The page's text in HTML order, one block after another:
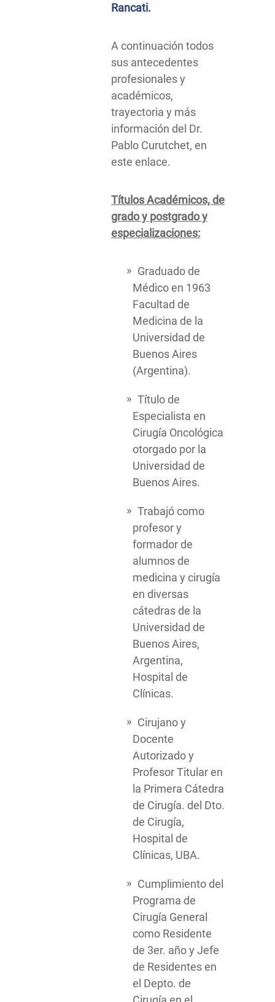
Rancati.
A continuación todos
sus antecedentes
profesionales y
académicos,
trayectoria y más
información del Dr.
Pablo Curutchet, en
este enlace.
Títulos Académicos, de
grado y postgrado y
especializaciones:
Graduado de
Médico en 1963
Facultad de
Medicina de la
Universidad de
Buenos Aires
(Argentina).
Título de
Especialista en
Cirugía Oncológica
otorgado por la
Universidad de
Buenos Aires.
Trabajó como
profesor y
formador de
alumnos de
medicina y cirugía
en diversas
cátedras de la
Universidad de
Buenos Aires,
Argentina,
Hospital de
Clínicas.
Cirujano y
Docente
Autorizado y
Profesor Titular en
la Primera Cátedra
de Cirugía. del Dto.
de Cirugía,
Hospital de
Clínicas, UBA.
Cumplimiento del
Programa de
Cirugía General
como Residente
de 3er. año y Jefe
de Residentes en
el Depto. de